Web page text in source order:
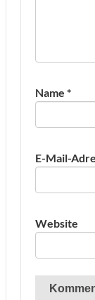
Name *
E-Mail-
Website